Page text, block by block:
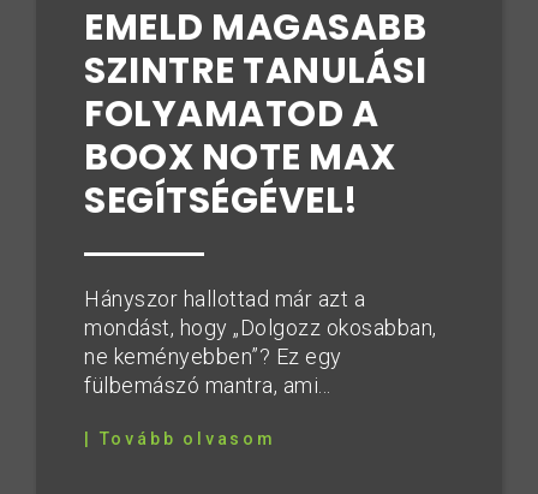
EMELD MAGASABB
SZINTRE TANULÁSI
FOLYAMATOD A
BOOX NOTE MAX
SEGÍTSÉGÉVEL!
Hányszor hallottad már azt a
mondást, hogy „Dolgozz okosabban,
ne keményebben”? Ez egy
fülbemászó mantra, ami...
| Tovább olvasom